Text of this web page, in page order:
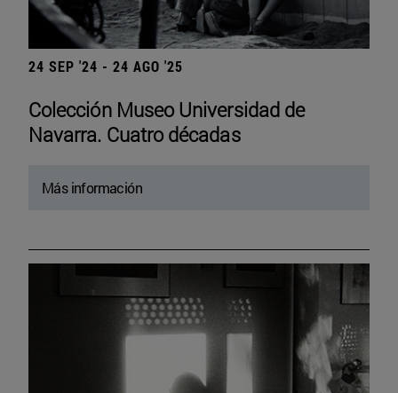
24 SEP '24 - 24 AGO '25
Colección Museo Universidad de
Navarra. Cuatro décadas
Más información